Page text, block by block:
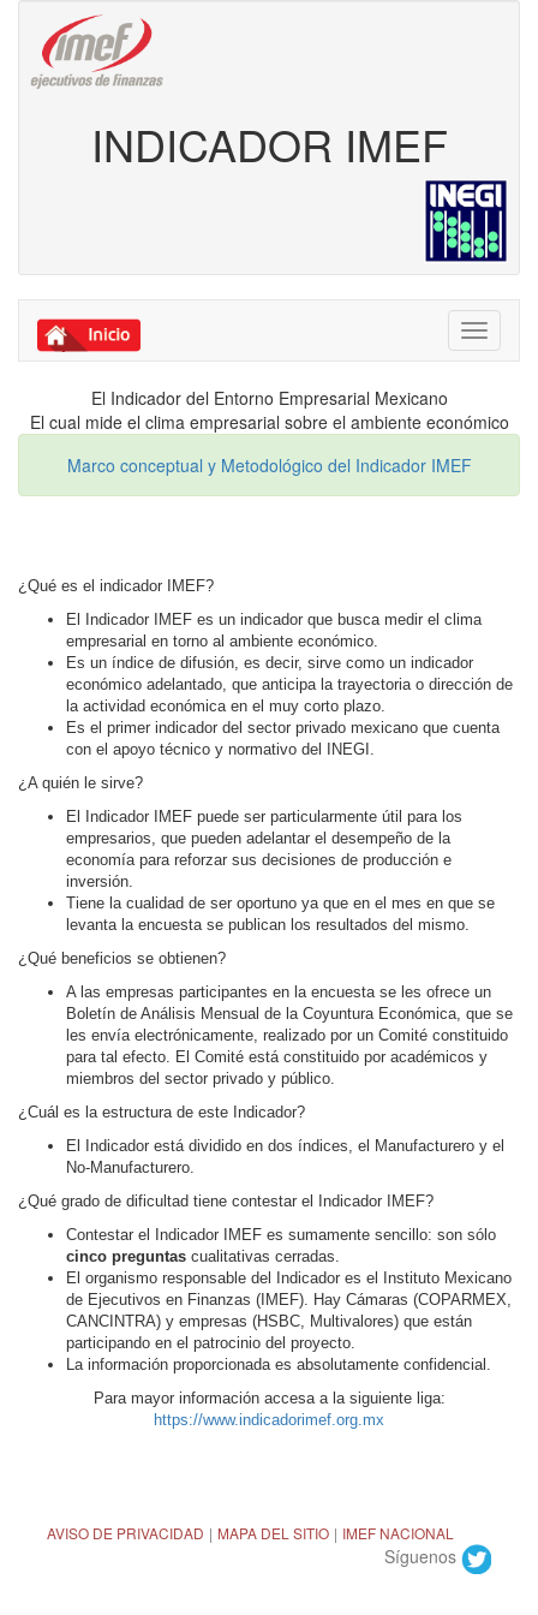
INDICADOR IMEF
Toggle
El Indicador del Entorno Empresarial Mexicano
El cual mide el clima empresarial sobre el ambiente económico
Marco conceptual y Metodológico del Indicador IMEF
¿Qué es el indicador IMEF?
El Indicador IMEF es un indicador que busca medir el clima
empresarial en torno al ambiente económico.
Es un índice de difusión, es decir, sirve como un indicador
económico adelantado, que anticipa la trayectoria o dirección de
la actividad económica en el muy corto plazo.
Es el primer indicador del sector privado mexicano que cuenta
con el apoyo técnico y normativo del INEGI.
¿A quién le sirve?
El Indicador IMEF puede ser particularmente útil para los
empresarios, que pueden adelantar el desempeño de la
economía para reforzar sus decisiones de producción e
inversión.
Tiene la cualidad de ser oportuno ya que en el mes en que se
levanta la encuesta se publican los resultados del mismo.
¿Qué beneficios se obtienen?
A las empresas participantes en la encuesta se les ofrece un
Boletín de Análisis Mensual de la Coyuntura Económica, que se
les envía electrónicamente, realizado por un Comité constituido
para tal efecto. El Comité está constituido por académicos y
miembros del sector privado y público.
¿Cuál es la estructura de este Indicador?
El Indicador está dividido en dos índices, el Manufacturero y el
No-Manufacturero.
¿Qué grado de dificultad tiene contestar el Indicador IMEF?
Contestar el Indicador IMEF es sumamente sencillo: son sólo
cinco preguntas cualitativas cerradas.
El organismo responsable del Indicador es el Instituto Mexicano
de Ejecutivos en Finanzas (IMEF). Hay Cámaras (COPARMEX,
CANCINTRA) y empresas (HSBC, Multivalores) que están
participando en el patrocinio del proyecto.
La información proporcionada es absolutamente confidencial.
Para mayor información accesa a la siguiente liga:
https://www.indicadorimef.org.mx
AVISO DE PRIVACIDAD | MAPA DEL SITIO | IMEF NACIONAL
Síguenos